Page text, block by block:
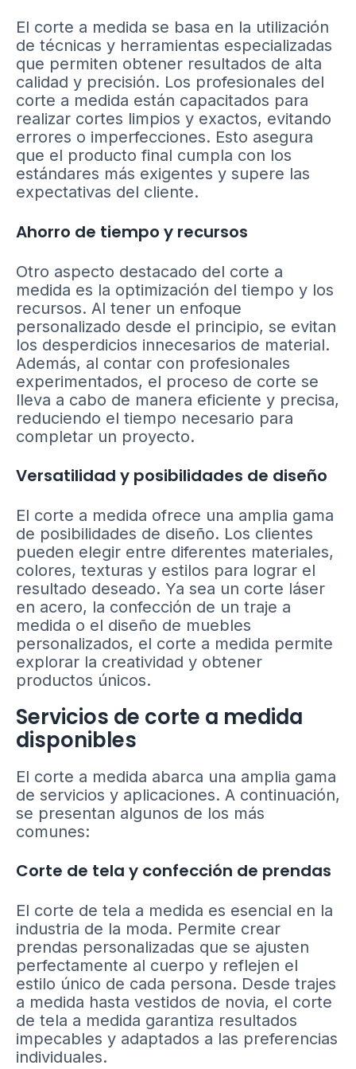
El corte a medida se basa en la utilización
de técnicas y herramientas especializadas
que permiten obtener resultados de alta
calidad y precisión. Los profesionales del
corte a medida están capacitados para
realizar cortes limpios y exactos, evitando
errores o imperfecciones. Esto asegura
que el producto final cumpla con los
estándares más exigentes y supere las
expectativas del cliente.
Ahorro de tiempo y recursos
Otro aspecto destacado del corte a
medida es la optimización del tiempo y los
recursos. Al tener un enfoque
personalizado desde el principio, se evitan
los desperdicios innecesarios de material.
Además, al contar con profesionales
experimentados, el proceso de corte se
lleva a cabo de manera eficiente y precisa,
reduciendo el tiempo necesario para
completar un proyecto.
Versatilidad y posibilidades de diseño
El corte a medida ofrece una amplia gama
de posibilidades de diseño. Los clientes
pueden elegir entre diferentes materiales,
colores, texturas y estilos para lograr el
resultado deseado. Ya sea un corte láser
en acero, la confección de un traje a
medida o el diseño de muebles
personalizados, el corte a medida permite
explorar la creatividad y obtener
productos únicos.
Servicios de corte a medida
disponibles
El corte a medida abarca una amplia gama
de servicios y aplicaciones. A continuación,
se presentan algunos de los más
comunes:
Corte de tela y confección de prendas
El corte de tela a medida es esencial en la
industria de la moda. Permite crear
prendas personalizadas que se ajusten
perfectamente al cuerpo y reflejen el
estilo único de cada persona. Desde trajes
a medida hasta vestidos de novia, el corte
de tela a medida garantiza resultados
impecables y adaptados a las preferencias
individuales.